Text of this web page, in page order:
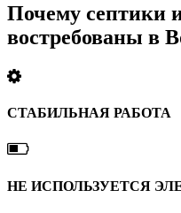
Почему септики
востребованы в
СТАБИЛЬНАЯ РАБОТА
НЕ ИСПОЛЬЗУЕТСЯ